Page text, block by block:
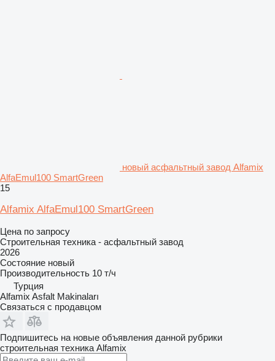
новый асфальтный завод Alfamix
AlfaEmul100 SmartGreen
15
Alfamix AlfaEmul100 SmartGreen
Цена по запросу
Строительная техника - асфальтный завод
2026
Состояние новый
Производительность 10 т/ч
Турция
Alfamix Asfalt Makinaları
Связаться с продавцом
Подпишитесь на новые объявления данной рубрики
строительная техника Alfamix